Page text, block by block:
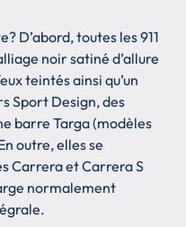
D’abord, toutes les 911
noir satiné d’allure
teintés ainsi qu’un
Sport Design, des
barre Targa (modèles
outre, elles se
Carrera et Carrera S
normalement